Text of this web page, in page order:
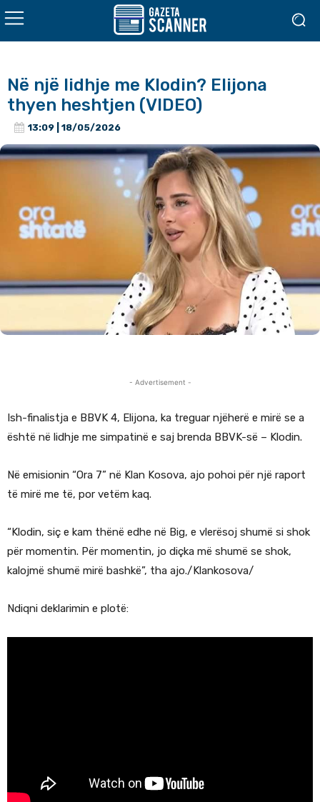
Në një lidhje me Klodin? Elijona
thyen heshtjen (VIDEO)
13:09 | 18/05/2026
- Advertisement -
Ish-finalistja e BBVK 4, Elijona, ka treguar njëherë e mirë se a
është në lidhje me simpatinë e saj brenda BBVK-së – Klodin.
Në emisionin “Ora 7” në Klan Kosova, ajo pohoi për një raport
të mirë me të, por vetëm kaq.
“Klodin, siç e kam thënë edhe në Big, e vlerësoj shumë si shok
për momentin. Për momentin, jo diçka më shumë se shok,
kalojmë shumë mirë bashkë”, tha ajo./Klankosova/
Ndiqni deklarimin e plotë: